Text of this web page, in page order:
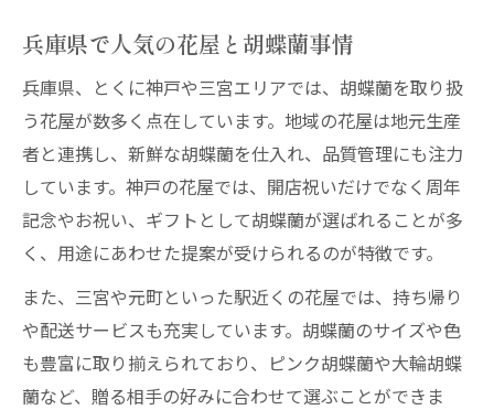
花屋がすすめる開店祝い向け胡蝶蘭選び
兵庫県の花屋で好評な胡蝶蘭の選定基準
シーン別に最適な胡蝶蘭を花屋で探す
花屋で開店祝い胡蝶蘭の選び方を学ぶ
喜ばれる胡蝶蘭選びを花屋で体験する
神戸エリアの花屋ならではの胡蝶蘭事情
花屋で扱う神戸発の胡蝶蘭最新トレンド
地域密着型花屋が誇る胡蝶蘭の魅力
神戸ならではの花屋胡蝶蘭サービス紹介
兵庫県で人気の花屋と胡蝶蘭事情
兵庫県、とくに神戸や三宮エリアでは、胡蝶蘭を取り扱
う花屋が数多く点在しています。地域の花屋は地元生産
者と連携し、新鮮な胡蝶蘭を仕入れ、品質管理にも注力
しています。神戸の花屋では、開店祝いだけでなく周年
記念やお祝い、ギフトとして胡蝶蘭が選ばれることが多
く、用途にあわせた提案が受けられるのが特徴です。
また、三宮や元町といった駅近くの花屋では、持ち帰り
や配送サービスも充実しています。胡蝶蘭のサイズや色
も豊富に取り揃えられており、ピンク胡蝶蘭や大輪胡蝶
蘭など、贈る相手の好みに合わせて選ぶことができま